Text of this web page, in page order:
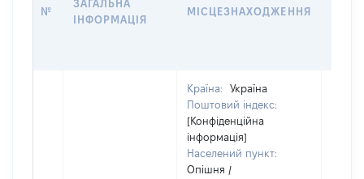
№
ЗАГАЛЬНА
ІНФОРМАЦІЯ
МІСЦЕЗНАХОДЖЕННЯ
Країна:
Україна
Поштовий індекс:
[Конфіденційна
інформація]
Населений пункт:
Опішня /